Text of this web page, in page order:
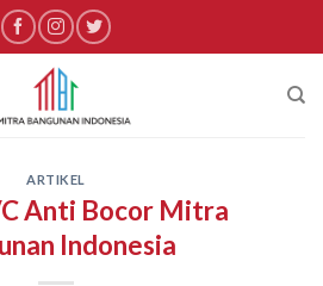
ARTIKEL
Anti Bocor Mitra
Indonesia